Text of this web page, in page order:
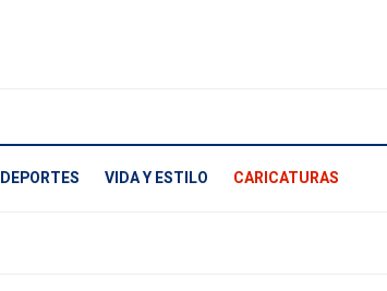
DEPORTES VIDA Y ESTILO CARICATURAS